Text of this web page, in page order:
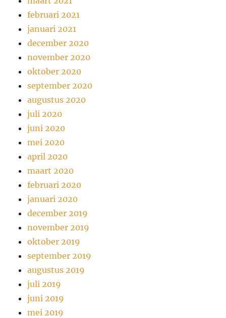
februari 2021
januari 2021
december 2020
november 2020
oktober 2020
september 2020
augustus 2020
juli 2020
juni 2020
mei 2020
april 2020
maart 2020
februari 2020
januari 2020
december 2019
november 2019
oktober 2019
september 2019
augustus 2019
juli 2019
juni 2019
mei 2019